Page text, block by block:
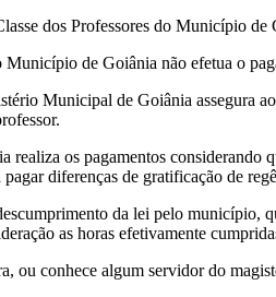
dos Professores do Município de
de Goiânia não efetua o
Municipal de Goiânia assegura
os pagamentos considerando
diferenças de gratificação de
da lei pelo município,
as horas efetivamente
ou conhece algum servidor do